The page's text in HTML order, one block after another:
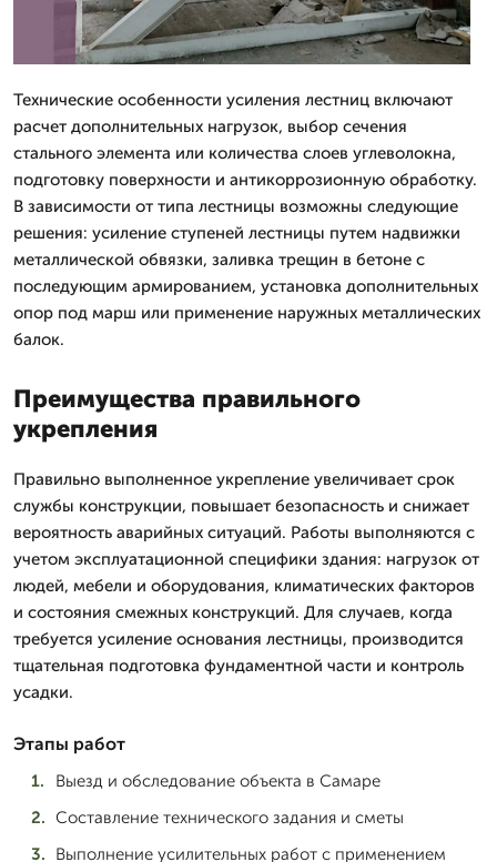
Технические особенности усиления лестниц включают
расчет дополнительных нагрузок, выбор сечения
стального элемента или количества слоев углеволокна,
подготовку поверхности и антикоррозионную обработку.
В зависимости от типа лестницы возможны следующие
решения: усиление ступеней лестницы путем надвижки
металлической обвязки, заливка трещин в бетоне с
последующим армированием, установка дополнительных
опор под марш или применение наружных металлических
балок.
Преимущества правильного
укрепления
Правильно выполненное укрепление увеличивает срок
службы конструкции, повышает безопасность и снижает
вероятность аварийных ситуаций. Работы выполняются с
учетом эксплуатационной специфики здания: нагрузок от
людей, мебели и оборудования, климатических факторов
и состояния смежных конструкций. Для случаев, когда
требуется усиление основания лестницы, производится
тщательная подготовка фундаментной части и контроль
усадки.
Этапы работ
Выезд и обследование объекта в Самаре
Составление технического задания и сметы
Выполнение усилительных работ с применением